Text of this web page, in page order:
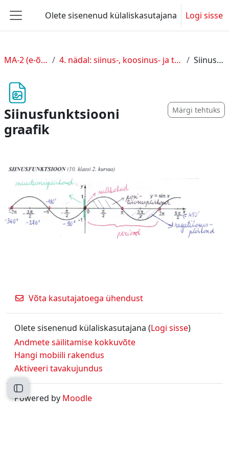
Küljepaneel
Olete sisenenud külaliskasutajana Logi sisse
Ava kursuse sisukord
MA-2 (e-õpe ja 10.c kl), 2025/26 4. nädal: siinus-, koosinus- ja tangensfunktsioon ning nende graafikud (13.-19. aprill 2026) Siinusfunktsiooni graafik
Siinusfunktsiooni
graafik
Märgi tehtuks
Võta kasutajatoega ühendust
Olete sisenenud külaliskasutajana (Logi sisse)
Andmete säilitamise kokkuvõte
Hangi mobiili rakendus
Aktiveeri tavakujundus
Powered by Moodle